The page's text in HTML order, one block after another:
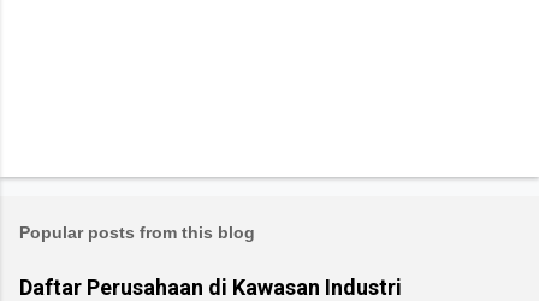
Popular posts from this blog
Daftar Perusahaan di Kawasan Industri